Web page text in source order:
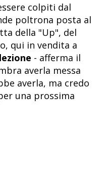
colpiti dal
poltrona posta al
della "Up", del
qui in vendita a
- afferma il
averla messa
averla, ma credo
una prossima